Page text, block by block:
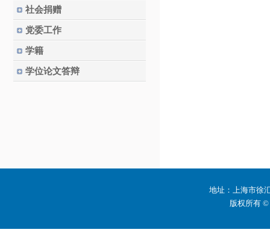
社会捐赠
党委工作
学籍
学位论文答辩
地址：上海市徐
版权所有 ©